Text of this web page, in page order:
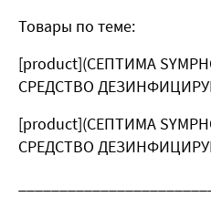
Товары по теме:
[product](СЕПТИМА
СРЕДСТВО
[product](СЕПТИМА
СРЕДСТВО